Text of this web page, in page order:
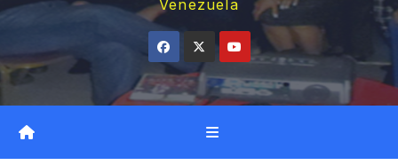
Venezuela